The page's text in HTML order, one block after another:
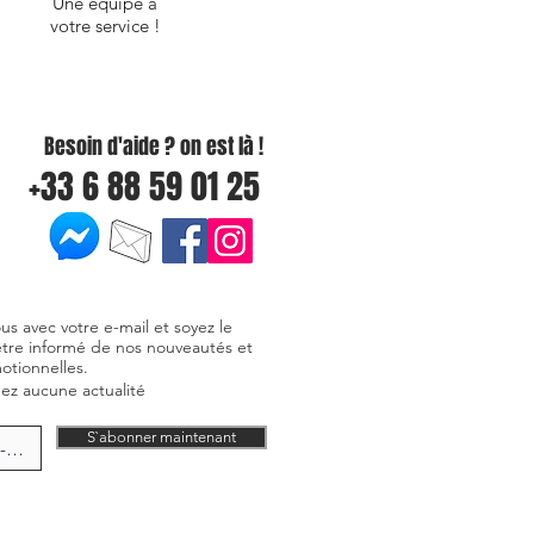
votre service !
Besoin d'aide ? on est là !
+33 6 88 59 01 25
avec votre e-mail et soyez le
informé de nos nouveautés et
aucune actualité
S`abonner maintenant